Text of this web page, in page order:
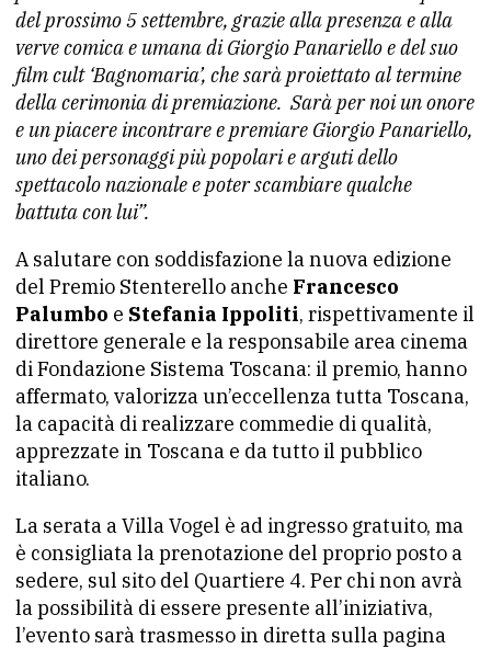
del prossimo 5 settembre, grazie alla presenza e alla
verve comica e umana di Giorgio Panariello e del suo
film cult ‘Bagnomaria’, che sarà proiettato al termine
della cerimonia di premiazione. Sarà per noi un onore
e un piacere incontrare e premiare Giorgio Panariello,
uno dei personaggi più popolari e arguti dello
spettacolo nazionale e poter scambiare qualche
battuta con lui”.
A salutare con soddisfazione la nuova edizione
del Premio Stenterello anche Francesco
Palumbo e Stefania Ippoliti, rispettivamente il
direttore generale e la responsabile area cinema
di Fondazione Sistema Toscana: il premio, hanno
affermato, valorizza un’eccellenza tutta Toscana,
la capacità di realizzare commedie di qualità,
apprezzate in Toscana e da tutto il pubblico
italiano.
La serata a Villa Vogel è ad ingresso gratuito, ma
è consigliata la prenotazione del proprio posto a
sedere, sul sito del Quartiere 4. Per chi non avrà
la possibilità di essere presente all’iniziativa,
l’evento sarà trasmesso in diretta sulla pagina